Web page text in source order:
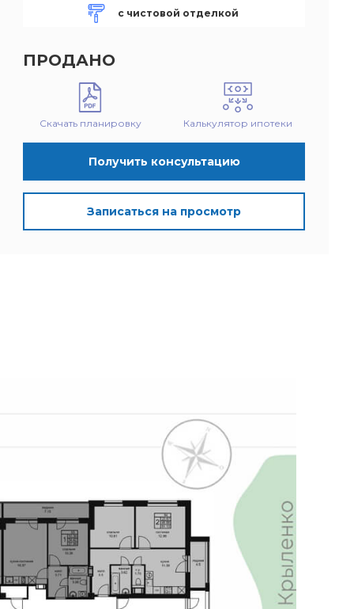
с чистовой отделкой
ПРОДАНО
Скачать планировку Калькулятор ипотеки
Получить консультацию
Записаться на просмотр